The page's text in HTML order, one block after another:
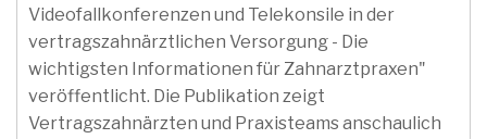
Videofallkonferenzen und Telekonsile in der
vertragszahnärztlichen Versorgung - Die
wichtigsten Informationen für Zahnarztpraxen"
veröffentlicht. Die Publikation zeigt
Vertragszahnärzten und Praxisteams anschaulich